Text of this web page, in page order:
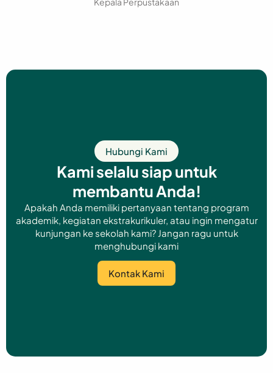
Hubungi Kami
Kami selalu siap untuk
membantu Anda!
Apakah Anda memiliki pertanyaan tentang program
akademik, kegiatan ekstrakurikuler, atau ingin mengatur
kunjungan ke sekolah kami? Jangan ragu untuk
menghubungi kami
Kontak Kami